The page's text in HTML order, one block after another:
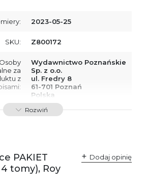
2023-05-25
SKU: Z800172
za
z
Wydawnictwo Poznańskie
Sp. z o.o.
ul. Fredry 8
61-701 Poznań
Polska
kontakt@wydajenamsie.pl
+48 61 623 38 38
Rozwiń
PAKIET
4 tomy), Roy
Dodaj opinię